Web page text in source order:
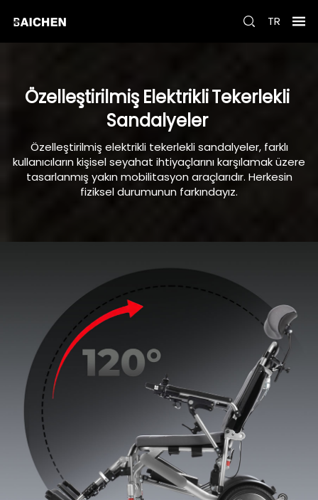
TR
Özelleştirilmiş ElektrikliTekerlekli
Sandalyeler
Özelleştirilmiş elektrikli tekerlekli sandalyeler, farklı
kullanıcıların kişisel seyahat ihtiyaçlarını karşılamak üzere
tasarlanmış yakın mobilitasyon araçlarıdır. Herkesin
fiziksel durumunun farkındayız.